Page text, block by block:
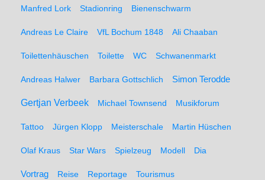
Manfred Lork Stadionring Bienenschwarm
Andreas Le Claire VfL Bochum 1848 Ali Chaaban
Toilettenhäuschen Toilette WC Schwanenmarkt
Andreas Halwer Barbara Gottschlich Simon Terodde
Gertjan Verbeek Michael Townsend Musikforum
Tattoo Jürgen Klopp Meisterschale Martin Hüschen
Olaf Kraus Star Wars Spielzeug Modell Dia
Vortrag Reise Reportage Tourismus